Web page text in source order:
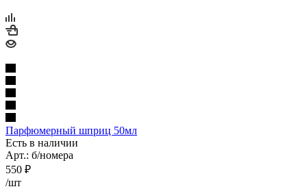
Парфюмерный шприц 50мл
Есть в наличии
Арт.: б/номера
550 ₽
/шт